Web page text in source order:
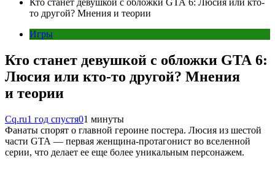
Кто станет девушкой с обложки GTA 6: Люсия или кто-
то другой? Мнения и теории
Игры
Кто станет девушкой с обложки GTA 6:
Люсия или кто-то другой? Мнения
и теории
Cq.ru1 год спустя01 минуты
Фанаты спорят о главной героине постера. Люсия из шестой
части GTA — первая женщина-протагонист во вселенной
серии, что делает ее еще более уникальным персонажем.